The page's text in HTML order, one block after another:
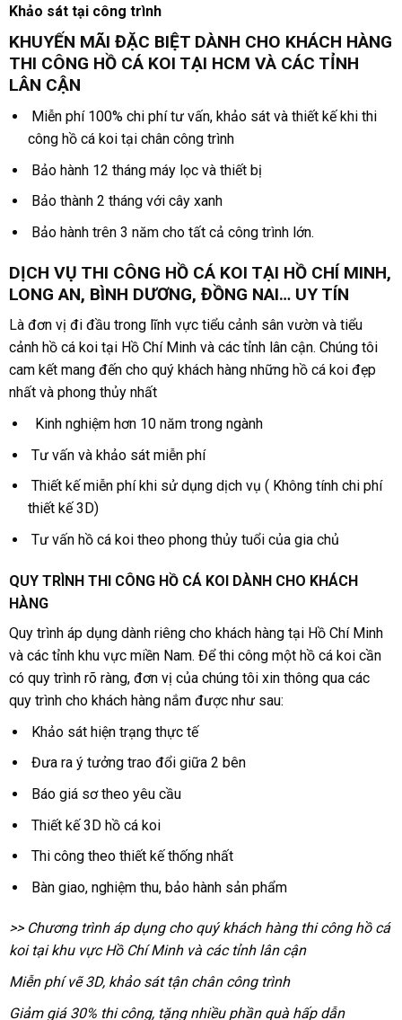
Khảo sát tại công trình
KHUYẾN MÃI ĐẶC BIỆT DÀNH CHO KHÁCH HÀNG
THI CÔNG HỒ CÁ KOI TẠI HCM VÀ CÁC TỈNH
LÂN CẬN
Miễn phí 100% chi phí tư vấn, khảo sát và thiết kế khi thi
công hồ cá koi tại chân công trình
Bảo hành 12 tháng máy lọc và thiết bị
Bảo thành 2 tháng với cây xanh
Bảo hành trên 3 năm cho tất cả công trình lớn.
DỊCH VỤ THI CÔNG HỒ CÁ KOI TẠI HỒ CHÍ MINH,
LONG AN, BÌNH DƯƠNG, ĐỒNG NAI… UY TÍN
Là đơn vị đi đầu trong lĩnh vực tiểu cảnh sân vườn và tiểu
cảnh hồ cá koi tại Hồ Chí Minh và các tỉnh lân cận. Chúng tôi
cam kết mang đến cho quý khách hàng những hồ cá koi đẹp
nhất và phong thủy nhất
Kinh nghiệm hơn 10 năm trong ngành
Tư vấn và khảo sát miễn phí
Thiết kế miễn phí khi sử dụng dịch vụ ( Không tính chi phí
thiết kế 3D)
Tư vấn hồ cá koi theo phong thủy tuổi của gia chủ
QUY TRÌNH THI CÔNG HỒ CÁ KOI DÀNH CHO KHÁCH
HÀNG
Quy trình áp dụng dành riêng cho khách hàng tại Hồ Chí Minh
và các tỉnh khu vực miền Nam. Để thi công một hồ cá koi cần
có quy trình rõ ràng, đơn vị của chúng tôi xin thông qua các
quy trình cho khách hàng nắm được như sau:
Khảo sát hiện trạng thực tế
Đưa ra ý tưởng trao đổi giữa 2 bên
Báo giá sơ theo yêu cầu
Thiết kế 3D hồ cá koi
Thi công theo thiết kế thống nhất
Bàn giao, nghiệm thu, bảo hành sản phẩm
>> Chương trình áp dụng cho quý khách hàng thi công hồ cá
koi tại khu vực Hồ Chí Minh và các tỉnh lân cận
Miễn phí vẽ 3D, khảo sát tận chân công trình
Giảm giá 30% thi công, tặng nhiều phần quà hấp dẫn